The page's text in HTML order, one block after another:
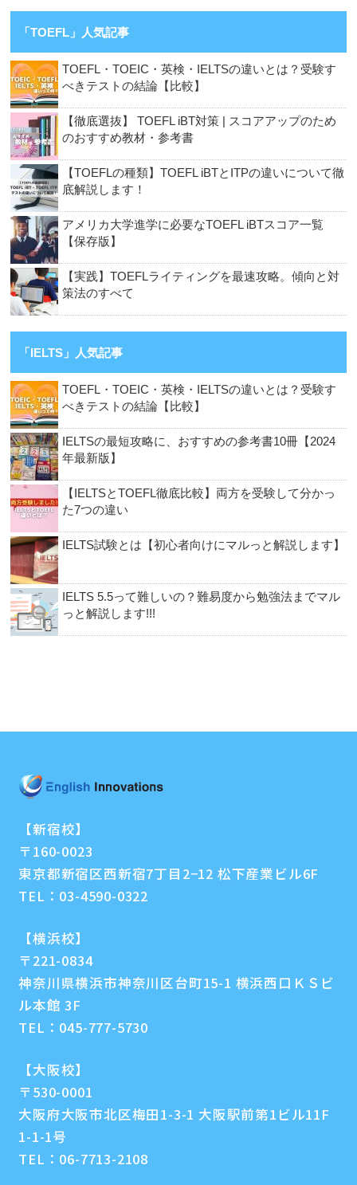
「TOEFL」人気記事
TOEFL・TOEIC・英検・IELTSの違いとは？受験す
べきテストの結論【比較】
【徹底選抜】 TOEFL iBT対策 | スコアアップのため
のおすすめ教材・参考書
【TOEFLの種類】TOEFL iBTとITPの違いについて徹
底解説します！
アメリカ大学進学に必要なTOEFL iBTスコア一覧
【保存版】
【実践】TOEFLライティングを最速攻略。傾向と対
策法のすべて
「IELTS」人気記事
TOEFL・TOEIC・英検・IELTSの違いとは？受験す
べきテストの結論【比較】
IELTSの最短攻略に、おすすめの参考書10冊【2024
年最新版】
【IELTSとTOEFL徹底比較】両方を受験して分かっ
た7つの違い
IELTS試験とは【初心者向けにマルっと解説します】
IELTS 5.5って難しいの？難易度から勉強法までマル
っと解説します!!!
【新宿校】
〒160-0023
東京都新宿区西新宿7丁目2−12 松下産業ビル6F
TEL： 03-4590-0322
【横浜校】
〒221-0834
神奈川県横浜市神奈川区台町15-1 横浜西口ＫＳビ
ル本館 3F
TEL： 045-777-5730
【大阪校】
〒530-0001
大阪府大阪市北区梅田1-3-1 大阪駅前第1ビル11F
1-1-1号
TEL： 06-7713-2108